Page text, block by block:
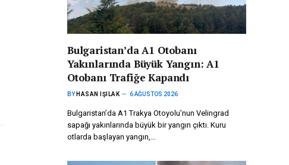
Bulgaristan’da A1 Otobanı
Yakınlarında Büyük Yangın: A1
Otobanı Trafiğe Kapandı
BY HASAN IŞILAK 6 AĞUSTOS 2026
Bulgaristan’da A1 Trakya Otoyolu’nun Velingrad
sapağı yakınlarında büyük bir yangın çıktı. Kuru
otlarda başlayan yangın,…